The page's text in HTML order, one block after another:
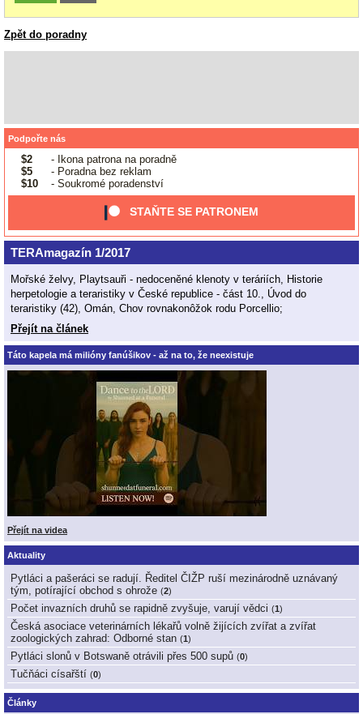
Zpět do poradny
Podpořte nás
$2
- Ikona patrona na poradně
$5
- Poradna bez reklam
$10
- Soukromé poradenství
STAŇTE SE PATRONEM
TERAmagazín 1/2017
Mořské želvy, Playtsauři - nedoceněné klenoty v teráriích, Historie
herpetologie a teraristiky v České republice - část 10., Úvod do
teraristiky (42), Omán, Chov rovnakonôžok rodu Porcellio;
Přejít na článek
Táto kapela má milióny fanúšikov - až na to, že neexistuje
Přejít na videa
Aktuality
Pytláci a pašeráci se radují. Ředitel ČIŽP ruší mezinárodně uznávaný
tým, potírající obchod s ohrože (2)
Počet invazních druhů se rapidně zvyšuje, varují vědci (1 )
Česká asociace veterinárních lékařů volně žijících zvířat a zvířat
zoologických zahrad: Odborné stan (1 )
Pytláci slonů v Botswaně otrávili přes 500 supů (0)
Tučňáci císařští (0)
Články